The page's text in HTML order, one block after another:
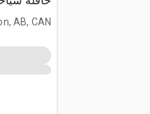
AB, CAN